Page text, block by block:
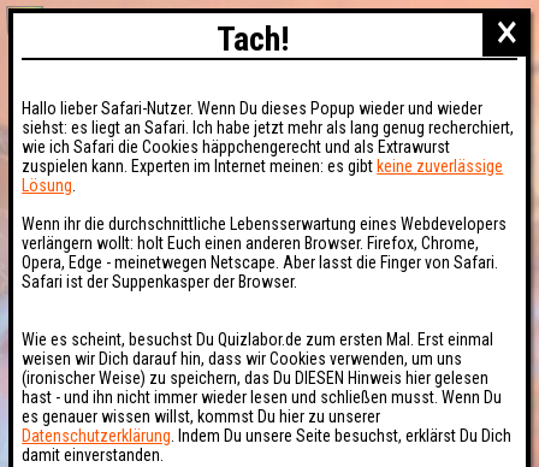
×
Tach!
Hallo lieber Safari-Nutzer. Wenn Du dieses Popup wieder und wieder
siehst: es liegt an Safari. Ich habe jetzt mehr als lang genug recherchiert,
wie ich Safari die Cookies häppchengerecht und als Extrawurst
zuspielen kann. Experten im Internet meinen: es gibt keine zuverlässige
Lösung
Wenn ihr die durchschnittliche Lebensserwartung eines Webdevelopers
verlängern wollt: holt Euch einen anderen Browser. Firefox, Chrome,
Opera, Edge - meinetwegen Netscape. Aber lasst die Finger von Safari.
Safari ist der Suppenkasper der Browser.
Wie es scheint, besuchst Du Quizlabor.de zum ersten Mal. Erst einmal
weisen wir Dich darauf hin, dass wir Cookies verwenden, um uns
(ironischer Weise) zu speichern, das Du DIESEN Hinweis hier gelesen
hast - und ihn nicht immer wieder lesen und schließen musst. Wenn Du
es genauer wissen willst, kommst Du hier zu unserer
Datenschutzerklärung . Indem Du unsere Seite besuchst, erklärst Du Dich
damit einverstanden.